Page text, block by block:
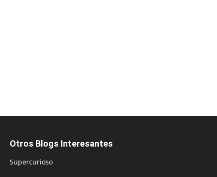
Otros Blogs Interesantes
Supercurioso